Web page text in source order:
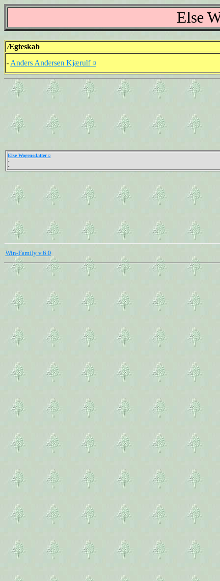
Else
Ægteskab
- Anders Andersen Kjærulf ¤
Else Wogensdatter ¤
-
-
Win-Family v.6.0